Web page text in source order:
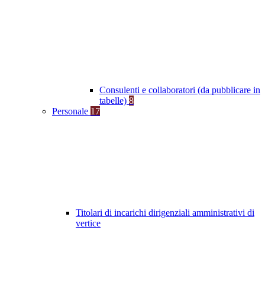
Consulenti e collaboratori (da pubblicare in
tabelle) 8
Personale 17
Titolari di incarichi dirigenziali amministrativi di
vertice